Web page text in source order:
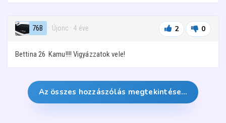
76B · Újonc · 4 éve 2 0
Bettina 26 Kamu!!!! Vigyázzatok vele!
Az összes hozzászólás megtekintése…